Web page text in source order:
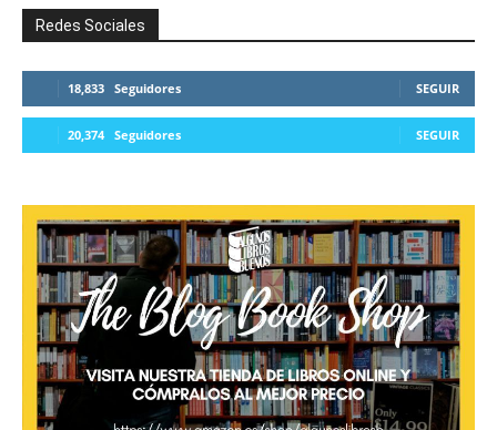
Redes Sociales
18,833 Seguidores SEGUIR
20,374 Seguidores SEGUIR